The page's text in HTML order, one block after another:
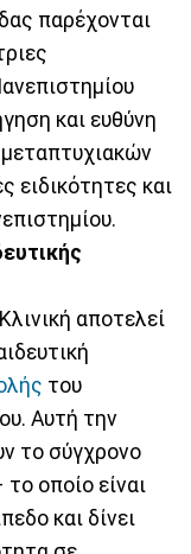
παρέχονται
και ευθύνη
ειδικότητες και
αποτελεί
του
Αυτή την
το σύγχρονο
οποίο είναι
και δίνει